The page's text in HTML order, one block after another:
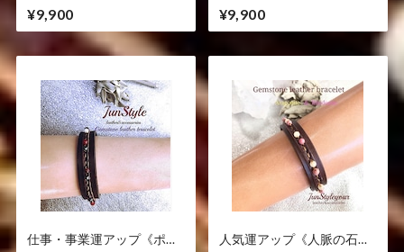
方》琥珀/ガーネット
¥9,900 ¥9,900
仕事・事業運アップ《ポジ
人気運アップ《人脈の石》